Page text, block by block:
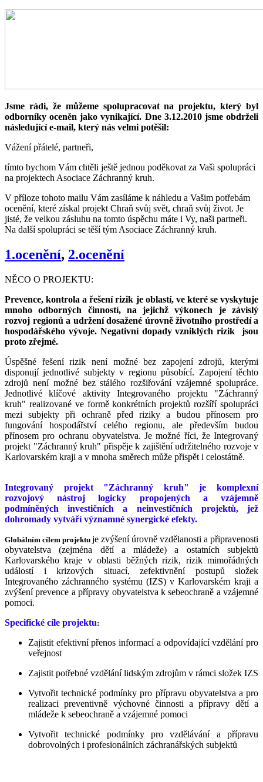
Jsme rádi, že můžeme spolupracovat na projektu, který byl
odborníky oceněn jako vynikající. Dne 3.12.2010 jsme obdrželi
následující e-mail, který nás velmi potěšil:
Vážení přátelé, partneři,
tímto bychom Vám chtěli ještě jednou poděkovat za Vaši spolupráci
na projektech Asociace Záchranný kruh.
V příloze tohoto mailu Vám zasíláme k náhledu a Vašim potřebám
ocenění, které získal projekt Chraň svůj svět, chraň svůj život. Je
jisté, že velkou zásluhu na tomto úspěchu máte i Vy, naši partneři.
Na další spolupráci se těší tým Asociace Záchranný kruh.
1.ocenění, 2.ocenění
NĚCO O PROJEKTU:
Prevence, kontrola a řešení rizik je oblastí, ve které se vyskytuje
mnoho odborných činností, na jejichž výkonech je závislý
rozvoj regionů a udržení dosažené úrovně životního prostředí a
hospodářského vývoje. Negativní dopady vzniklých rizik jsou
proto zřejmé.
Úspěšné řešení rizik není možné bez zapojení zdrojů, kterými
disponují jednotlivé subjekty v regionu působící. Zapojení těchto
zdrojů není možné bez stálého rozšiřování vzájemné spolupráce.
Jednotlivé klíčové aktivity Integrovaného projektu "Záchranný
kruh" realizované ve formě konkrétních projektů rozšíří spolupráci
mezi subjekty při ochraně před riziky a budou přínosem pro
fungování hospodářství celého regionu, ale především budou
přínosem pro ochranu obyvatelstva. Je možné říci, že Integrovaný
projekt "Záchranný kruh" přispěje k zajištění udržitelného rozvoje v
Karlovarském kraji a v mnoha směrech může přispět i celostátně.
Integrovaný projekt "Záchranný kruh" je komplexní
rozvojový nástroj logicky propojených a vzájemně
podmíněných investičních a neinvestičních projektů, jež
dohromady vytváří významné synergické efekty.
Globálním cílem projektu je zvýšení úrovně vzdělanosti a připravenosti
obyvatelstva (zejména dětí a mládeže) a ostatních subjektů
Karlovarského kraje v oblasti běžných rizik, rizik mimořádných
událostí i krizových situací, zefektivnění postupů složek
Integrovaného záchranného systému (IZS) v Karlovarském kraji a
zvýšení prevence a přípravy obyvatelstva k sebeochraně a vzájemné
pomoci.
Specifické cíle projektu:
Zajistit efektivní přenos informací a odpovídající vzdělání pro
veřejnost
Zajistit potřebné vzdělání lidským zdrojům v rámci složek IZS
Vytvořit technické podmínky pro přípravu obyvatelstva a pro
realizaci preventivně výchovné činnosti a přípravy dětí a
mládeže k sebeochraně a vzájemné pomoci
Vytvořit technické podmínky pro vzdělávání a přípravu
dobrovolných i profesionálních záchranářských subjektů